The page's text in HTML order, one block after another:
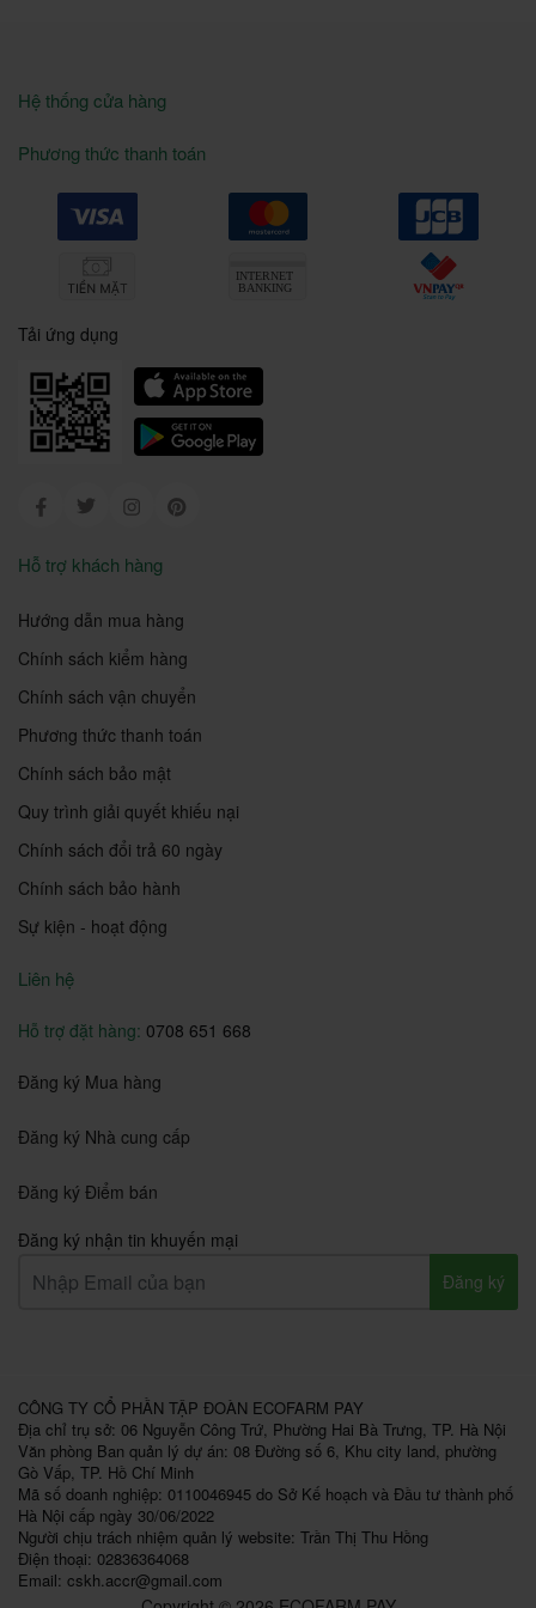
Hệ thống cửa hàng
Phương thức thanh toán
Tải ứng dụng
FacebookTwitter Instagram
Hỗ trợ khách hàng
Hướng dẫn mua hàng
Chính sách kiểm hàng
Chính sách vận chuyển
Phương thức thanh toán
Chính sách bảo mật
Quy trình giải quyết khiếu nại
Chính sách đổi trả 60 ngày
Chính sách bảo hành
Sự kiện - hoạt động
Liên hệ
Hỗ trợ đặt hàng: 0708 651 668
Đăng ký Mua hàng
Đăng ký Nhà cung cấp
Đăng ký Điểm bán
Đăng ký nhận tin khuyến mại
Đăng ký
CÔNG TY CỔ PHẦN TẬP ĐOÀN ECOFARM PAY
Địa chỉ trụ sở: 06 Nguyễn Công Trứ, Phường Hai Bà Trưng, TP. Hà Nội
Văn phòng Ban quản lý dự án: 08 Đường số 6, Khu city land, phường
Gò Vấp, TP. Hồ Chí Minh
Mã số doanh nghiệp: 0110046945 do Sở Kế hoạch và Đầu tư thành phố
Hà Nội cấp ngày 30/06/2022
Người chịu trách nhiệm quản lý website: Trần Thị Thu Hồng
Điện thoại: 02836364068
Email: cskh.accr@gmail.com